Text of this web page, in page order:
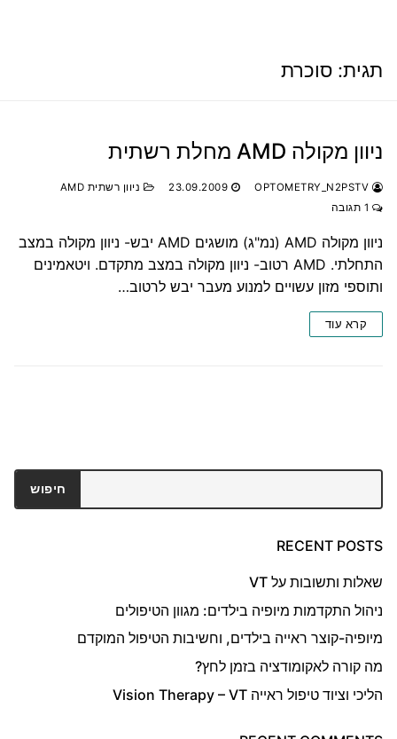
תגית: סוכרת
ניוון מקולה AMD מחלת רשתית
23.09.2009
ניוון רשתית AMD
ניוון מקולה AMD (נמ"ג) מושגים AMD יבש- ניוון מקולה במצב
התחלתי. AMD רטוב- ניוון מקולה במצב מתקדם. ויטאמינים
ותוספי מזון עשויים למנוע מעבר יבש לרטוב…
קרא עוד
חיפוש
RECENT POSTS
שאלות ותשובות על VT
ניהול התקדמות מיופיה בילדים: מגוון הטיפולים
מיופיה-קוצר ראייה בילדים, וחשיבות הטיפול המוקדם
מה קורה לאקומודציה בזמן לחץ?
הליכי וציוד טיפול ראייה Vision Therapy – VT